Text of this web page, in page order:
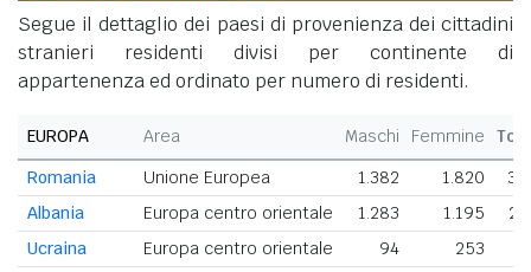
Segue il dettaglio dei paesi di provenienza dei cittadini
stranieri residenti divisi per continente di
appartenenza ed ordinato per numero di residenti.
EUROPA Area Maschi Femmine
Romania
Unione Europea 1.382 1.820
Albania
Europa centro orientale 1.283 1.195
Ucraina
Europa centro orientale 94 253